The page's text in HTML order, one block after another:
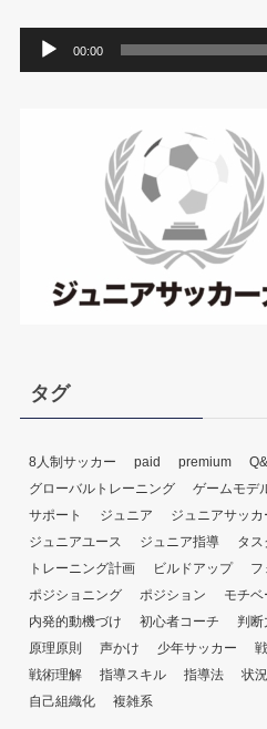
声
00:00
タグ
8人制サッカー paid premium
グローバルトレーニング
ゲームモデ
サポート
ジュニア ジュニアサッカ
ジュニアユース
ジュニア指導 タス
トレーニング計画
ビルドアップ フ
ポジショニング
ポジション モチベ
内発的動機づけ
初心者コーチ 判断
原理原則
声かけ 少年サッカー
戦術理解
指導スキル 指導法 状
自己組織化
複雑系